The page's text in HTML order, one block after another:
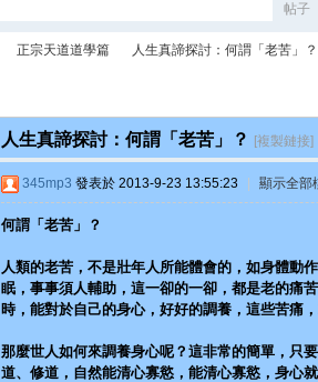
帖子
正宗天道道學篇 人生真諦探討：何謂「老苦」？
人生真諦探討：何謂「老苦」？ [複製鏈接]
345mp3 發表於 2013-9-23 13:55:23 顯示全部
何謂「老苦」？
人類的老苦，不是壯年人所能體會的，如身體動
眠，事事須人輔助，這一卻的一卻，都是老的痛
時，能對於自己的身心，好好的調養，這些苦痛，
那麼世人如何來調養身心呢？這非常的簡單，只
道、修道，自然能清心寡慾，能清心寡慾，身心